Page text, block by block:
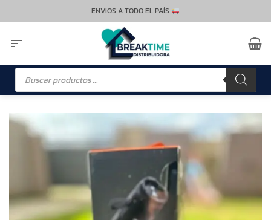
al
contenido
ENVIOS A TODO EL PAÍS
Búsqueda
productos